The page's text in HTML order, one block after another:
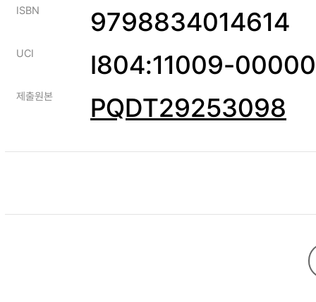
ISBN 9798834014614
UCI I804:11009-
제출원본 PQDT29253098